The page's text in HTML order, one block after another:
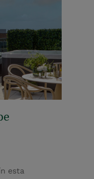
esta